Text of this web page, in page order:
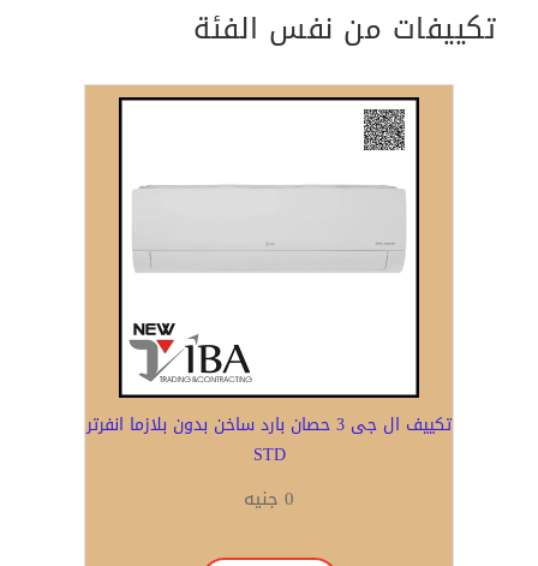
تكييفات من نفس الفئة
تكييف ال جى 3 حصان بارد ساخن بدون بلازما انفرتر
STD
0 جنيه